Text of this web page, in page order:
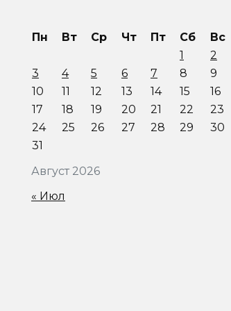
Август 2026
Пн Вт Ср Чт Пт Сб
Вс
1
2
3
4 5 6 7 8
9
10
11 12 13 14 15
16
17
18 19 20 21 22
23
24
25 26 27 28 29
30
31
« Июл